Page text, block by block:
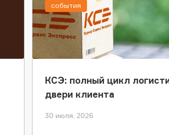
КСЭ: полный цикл
двери клиента
30 июля, 2026
события